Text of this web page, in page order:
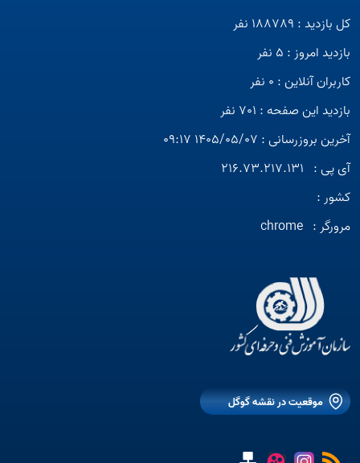
کل بازدید : 188789 نفر
بازدید امروز : 5 نفر
کاربران آنلاین : 0 نفر
بازدید این صفحه : 701 نفر
آخرین بروزرسانی : 1405/05/07 09:17
آی پی : 216.73.217.131
کشور :
مرورگر : chrome
موقعیت در نقشه گوگل